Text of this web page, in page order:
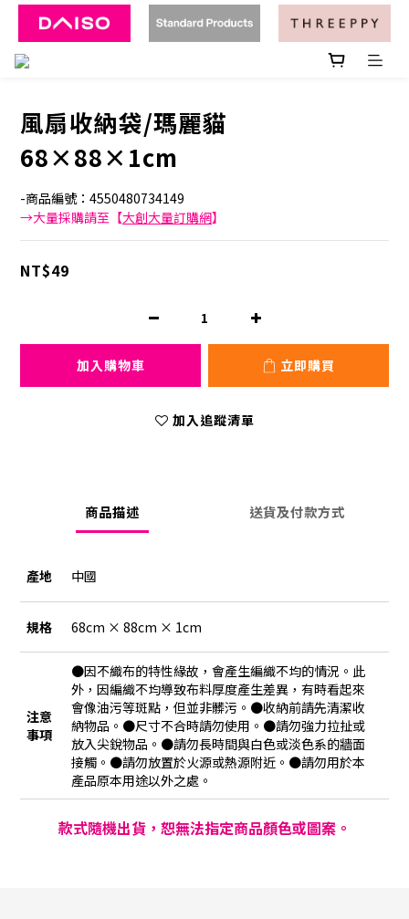
風扇收納袋/瑪麗貓
68×88×1cm
-商品編號：4550480734149
→大量採購請至【大創大量訂購網】
NT$49
加入購物車 立即購買
加入追蹤清單
商品描述 送貨及付款方式
產地 中國
規格 68cm × 88cm × 1cm
注意
事項
●因不織布的特性緣故，會產生編織不均的情況。此
外，因編織不均導致布料厚度產生差異，有時看起來
會像油污等斑點，但並非髒污。●收納前請先清潔收
納物品。●尺寸不合時請勿使用。●請勿強力拉扯或
放入尖銳物品。●請勿長時間與白色或淡色系的牆面
接觸。●請勿放置於火源或熱源附近。●請勿用於本
產品原本用途以外之處。
款式隨機出貨，恕無法指定商品顏色或圖案。